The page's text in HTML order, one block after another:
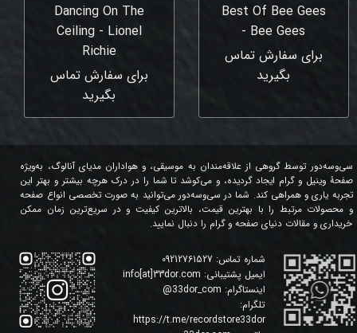
Best Of Bee Gees
- Bee Gees
برای سفارش تماس
بگیرید
Dancing On The
Ceiling - Lionel
Richie
برای سفارش تماس
بگیرید
شماره تماس:
ایمیل پشتیبانی: info[at]33dor.com
اینستاگرام: 33dor_com
@
تلگرام:
https://t.me/recordstore33dor
سی‌وسه‌دور توسط گروهی از علاقه‌مندان به موسیقی، و هواداران مدیای آنالوگ، به‌ویژه
صفحۀ وینیل و گرام ایجاد گردیده، و می‌کوشد تا شما را در درک هرچه بیشتر و بهتر این
تجربه یاری و همراهی کند. شما در سی‌وسه‌دور می‌توانید به صورت تخصصی انواع صفحه
و محصولات مرتبط را با بهترین قیمت، بالاترین کیفیت و در سریع‌ترین زمان ممکن
خریداری و مقالات دنیای صفحه و گرام را دنبال نمایید.